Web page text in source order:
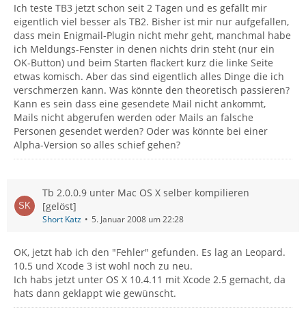
Ich teste TB3 jetzt schon seit 2 Tagen und es gefällt mir
eigentlich viel besser als TB2. Bisher ist mir nur aufgefallen,
dass mein Enigmail-Plugin nicht mehr geht, manchmal habe
ich Meldungs-Fenster in denen nichts drin steht (nur ein
OK-Button) und beim Starten flackert kurz die linke Seite
etwas komisch. Aber das sind eigentlich alles Dinge die ich
verschmerzen kann. Was könnte den theoretisch passieren?
Kann es sein dass eine gesendete Mail nicht ankommt,
Mails nicht abgerufen werden oder Mails an falsche
Personen gesendet werden? Oder was könnte bei einer
Alpha-Version so alles schief gehen?
Tb 2.0.0.9 unter Mac OS X selber kompilieren
[gelöst]
Short Katz 5. Januar 2008 um 22:28
OK, jetzt hab ich den "Fehler" gefunden. Es lag an Leopard.
10.5 und Xcode 3 ist wohl noch zu neu.
Ich habs jetzt unter OS X 10.4.11 mit Xcode 2.5 gemacht, da
hats dann geklappt wie gewünscht.